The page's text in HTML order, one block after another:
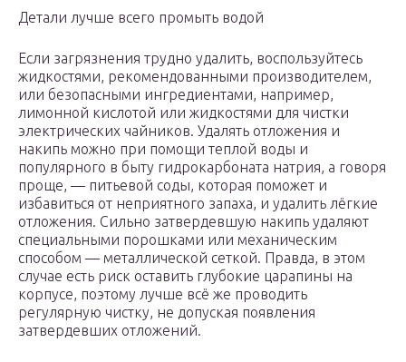
Детали лучше всего промыть водой
Если загрязнения трудно удалить, воспользуйтесь
жидкостями, рекомендованными производителем,
или безопасными ингредиентами, например,
лимонной кислотой или жидкостями для чистки
электрических чайников. Удалять отложения и
накипь можно при помощи теплой воды и
популярного в быту гидрокарбоната натрия, а говоря
проще, — питьевой соды, которая поможет и
избавиться от неприятного запаха, и удалить лёгкие
отложения. Сильно затвердевшую накипь удаляют
специальными порошками или механическим
способом — металлической сеткой. Правда, в этом
случае есть риск оставить глубокие царапины на
корпусе, поэтому лучше всё же проводить
регулярную чистку, не допуская появления
затвердевших отложений.